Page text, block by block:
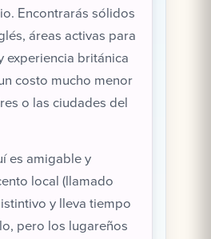
Encontrarás sólidos
áreas activas para
experiencia británica
costo mucho menor
o las ciudades del
es amigable y
local (llamado
y lleva tiempo
pero los lugareños